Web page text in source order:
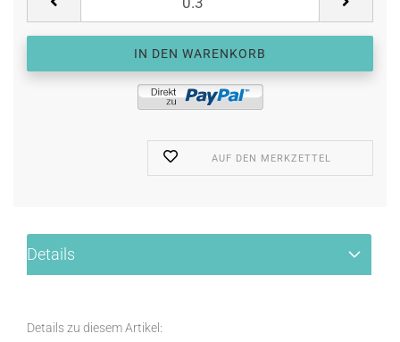
AUF DEN MERKZETTEL
Details
Details zu diesem Artikel: